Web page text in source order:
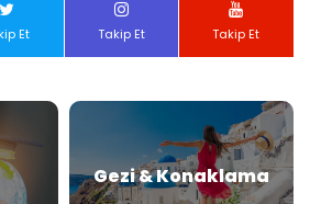
Et Takip Et Takip Et
Gezi & Konaklama